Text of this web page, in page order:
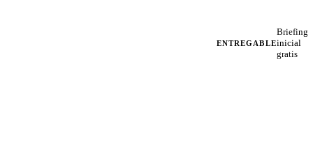
ENTREGABLE
Briefing
inicial
gratis